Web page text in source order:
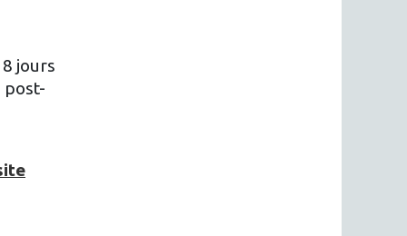
jours
post-